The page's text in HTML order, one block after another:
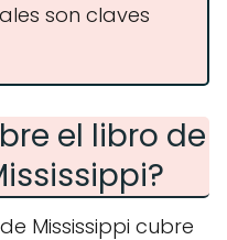
son claves
el libro de
Mississippi cubre